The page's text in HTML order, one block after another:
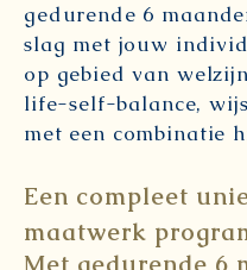
gedurende 6
slag met jouw
op gebied van
life-self-balance,
met een combinatie
Een compleet
maatwerk